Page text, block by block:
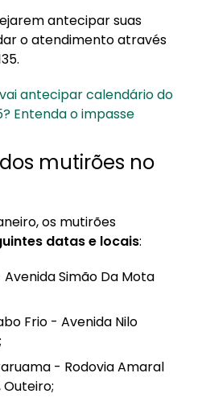
antecipar suas
o atendimento através
antecipar calendário do
Entenda o impasse
mutirões no
os mutirões
datas e locais:
Avenida Simão Da Mota
Frio - Avenida Nilo
- Rodovia Amaral
Outeiro;